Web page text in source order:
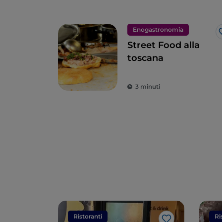
Enogastronomia
Street Food alla
toscana
3 minuti
Ristoranti